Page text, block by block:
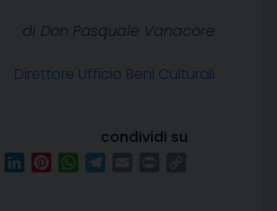
di Don Pasquale Vanacore
Direttore Ufficio Beni Culturali
condividi su
ThreadsLinkedInPinterestWhatsApp